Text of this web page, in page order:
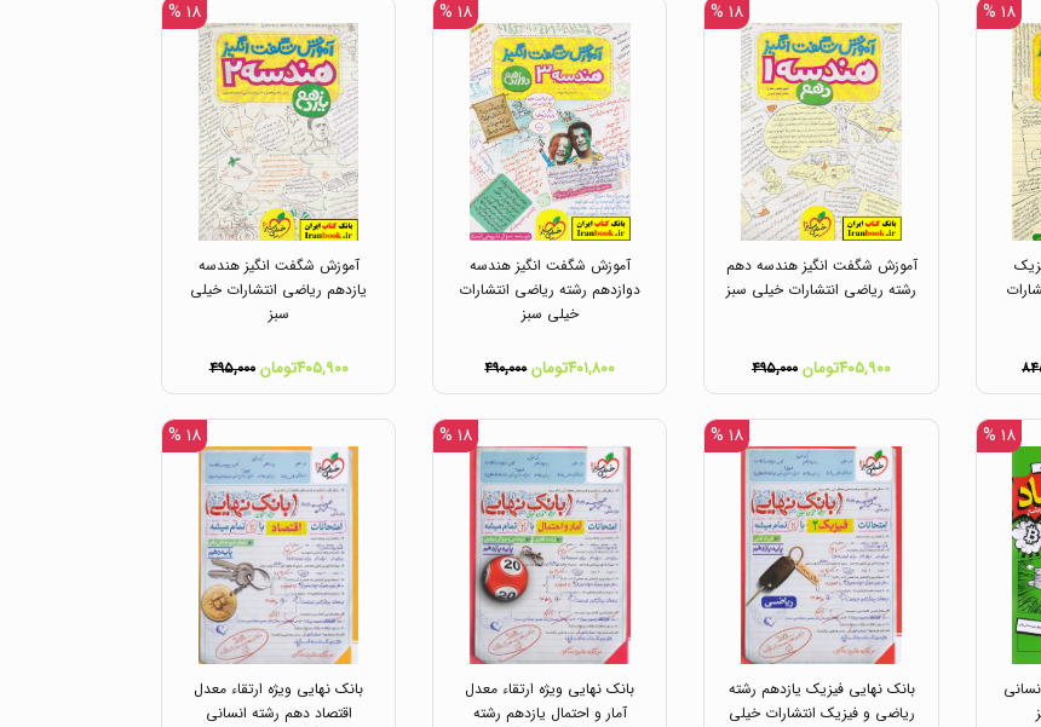
۱۸ % ۱۸ %
آموزش شگفت انگیز هندسه دهم
رشته ریاضی انتشارات خیلی سبز
۴۰۵,۹۰۰تومان ۴۹۵,۰۰۰
۱۸ %
آموزش شگفت انگیز هندسه
دوازدهم رشته ریاضی انتشارات
خیلی سبز
۴۰۱,۸۰۰تومان ۴۹۰,۰۰۰
۱۸ %
آموزش شگفت انگیز هندسه
یازدهم ریاضی انتشارات خیلی
سبز
۴۰۵,۹۰۰تومان ۴۹۵,۰۰۰
۱۸ % ۱۸ %
بانک نهایی فیزیک یازدهم رشته
ریاضی و فیزیک انتشارات خیلی
۱۸ %
بانک نهایی ویژه ارتقاء معدل
آمار و احتمال یازدهم رشته
۱۸ %
بانک نهایی ویژه ارتقاء معدل
اقتصاد دهم رشته انسانی